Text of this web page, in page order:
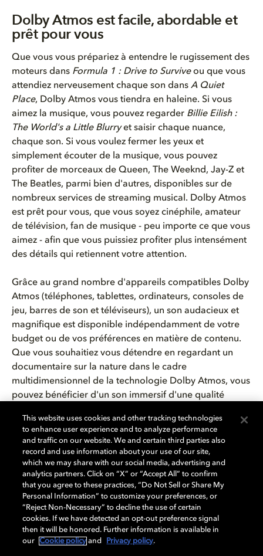
Dolby Atmos est facile, abordable et
prêt pour vous
Que vous vous prépariez à entendre le rugissement des
moteurs dans Formula 1 : Drive to Survive ou que vous
attendiez nerveusement chaque son dans A Quiet
Place, Dolby Atmos vous tiendra en haleine. Si vous
aimez la musique, vous pouvez regarder Billie Eilish :
The World's a Little Blurry et saisir chaque nuance,
chaque son. Si vous voulez fermer les yeux et
simplement écouter de la musique, vous pouvez
profiter de morceaux de Queen, The Weeknd, Jay-Z et
The Beatles, parmi bien d'autres, disponibles sur de
nombreux services de streaming musical. Dolby Atmos
est prêt pour vous, que vous soyez cinéphile, amateur
de télévision, fan de musique - peu importe ce que vous
aimez - afin que vous puissiez profiter plus intensément
des détails qui retiennent votre attention.
Grâce au grand nombre d'appareils compatibles Dolby
Atmos (téléphones, tablettes, ordinateurs, consoles de
jeu, barres de son et téléviseurs), un son audacieux et
magnifique est disponible indépendamment de votre
budget ou de vos préférences en matière de contenu.
Que vous souhaitiez vous détendre en regardant un
documentaire sur la nature dans le cadre
multidimensionnel de la technologie Dolby Atmos, vous
pouvez bénéficier d'un son immersif d'une qualité
profondes, Dolby Atmos vous permet d'entendre sous
tous les angles.
Alors, le Dolby Atmosen vaut-il lapeine?Absolument
s'agit d'une nouvelle vague sonore qui vous offre
meilleure expériencepossible. Vouschoisissez le
contenu , le format et le budget quivous conviennent
vous obtenez un son quitransforme votre expérience
qui fait du temps et de l'argent
This website uses cookies and other tracking technologies
to enhance user experience and to analyze performance
and traffic on our website. We and certain third parties also
record and use information about your use of our site,
which we may share with our social media, advertising and
analytics partners. Click on “X” or “Accept All” to confirm
that you agree to these practices, “Do Not Sell or Share My
Personal Information” to customize your preferences, or
“Reject Non-Necessary” to decline the use of certain
cookies. If we have detected an opt-out preference signal
then it will be honored. Further information is available in
our
Cookie policy and Privacy policy.